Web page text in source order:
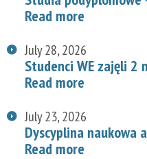
Read more
July 28, 2026
Studenci WE zajęli 2
Read more
July 23, 2026
Dyscyplina naukowa
Read more